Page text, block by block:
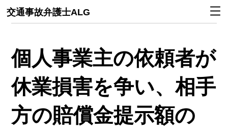
交通事故弁護士ALG
個人事業主の依頼者が
休業損害を争い、相手
方の賠償金提示額の